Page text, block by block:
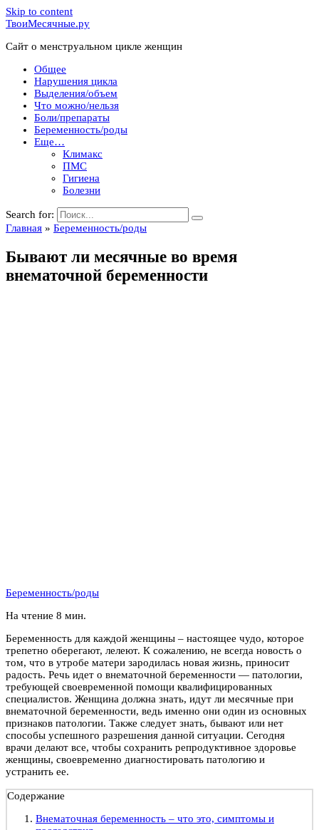
Skip to content
ТвоиМесячные.ру
Сайт о менструальном цикле женщин
Общее
Нарушения цикла
Выделения/объем
Что можно/нельзя
Боли/препараты
Беременность/роды
Еще…
Климакс
ПМС
Гигиена
Болезни
Search for:
Главная » Беременность/роды
Бывают ли месячные во время
внематочной беременности
Беременность/роды
На чтение 8 мин.
Беременность для каждой женщины – настоящее чудо, которое
трепетно оберегают, лелеют. К сожалению, не всегда новость о
том, что в утробе матери зародилась новая жизнь, приносит
радость. Речь идет о внематочной беременности — патологии,
требующей своевременной помощи квалифицированных
специалистов. Женщина должна знать, идут ли месячные при
внематочной беременности, ведь именно они один из основных
признаков патологии. Также следует знать, бывают или нет
способы успешного разрешения данной ситуации. Сегодня
врачи делают все, чтобы сохранить репродуктивное здоровье
женщины, своевременно диагностировать патологию и
устранить ее.
Содержание
Внематочная беременность – что это, симптомы и